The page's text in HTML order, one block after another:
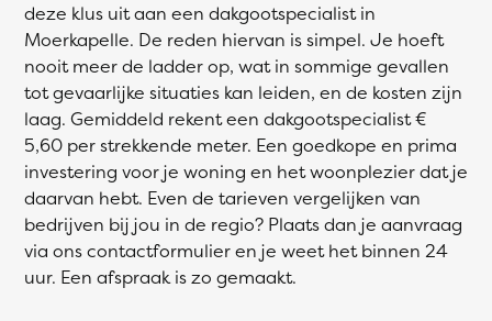
deze klus uit aan een dakgootspecialist in
Moerkapelle. De reden hiervan is simpel. Je hoeft
nooit meer de ladder op, wat in sommige gevallen
tot gevaarlijke situaties kan leiden, en de kosten zijn
laag. Gemiddeld rekent een dakgootspecialist €
5,60 per strekkende meter. Een goedkope en prima
investering voor je woning en het woonplezier dat je
daarvan hebt. Even de tarieven vergelijken van
bedrijven bij jou in de regio? Plaats dan je aanvraag
via ons contactformulier en je weet het binnen 24
uur. Een afspraak is zo gemaakt.